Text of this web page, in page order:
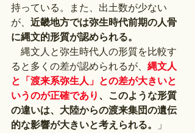
持っている。また、出土数が少ない
が、 近畿地方では弥生時代前期の人骨
に縄文的形質が認められる。
縄文人と弥生時代人の形質を比較す
ると多くの差が認められるが、 縄文人
と「渡来系弥生人」との差が大きいと
いうのが正確であり 、このような形質
の違いは、大陸からの渡来集団の遺伝
的な影響が大きいと考えられる。
」